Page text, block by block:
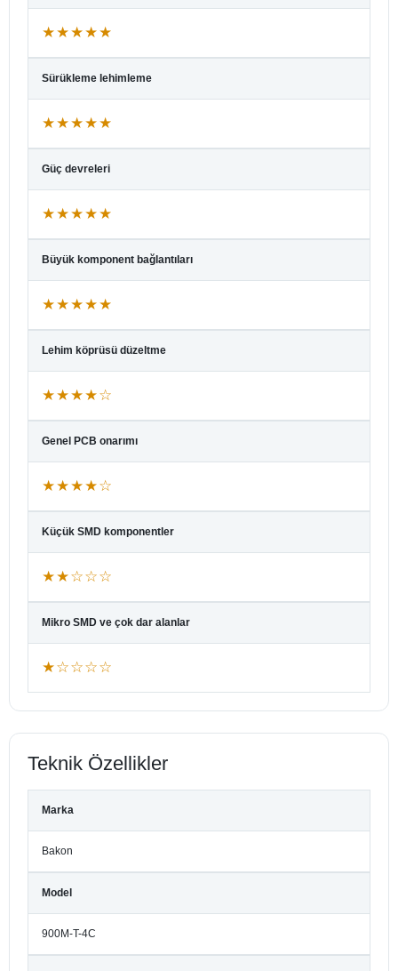
★★★★★
Sürükleme lehimleme
★★★★★
Güç devreleri
★★★★★
Büyük komponent bağlantıları
★★★★★
Lehim köprüsü düzeltme
★★★★☆
Genel PCB onarımı
★★★★☆
Küçük SMD komponentler
★★☆☆☆
Mikro SMD ve çok dar alanlar
★☆☆☆☆
Teknik Özellikler
Marka
Bakon
Model
900M-T-4C